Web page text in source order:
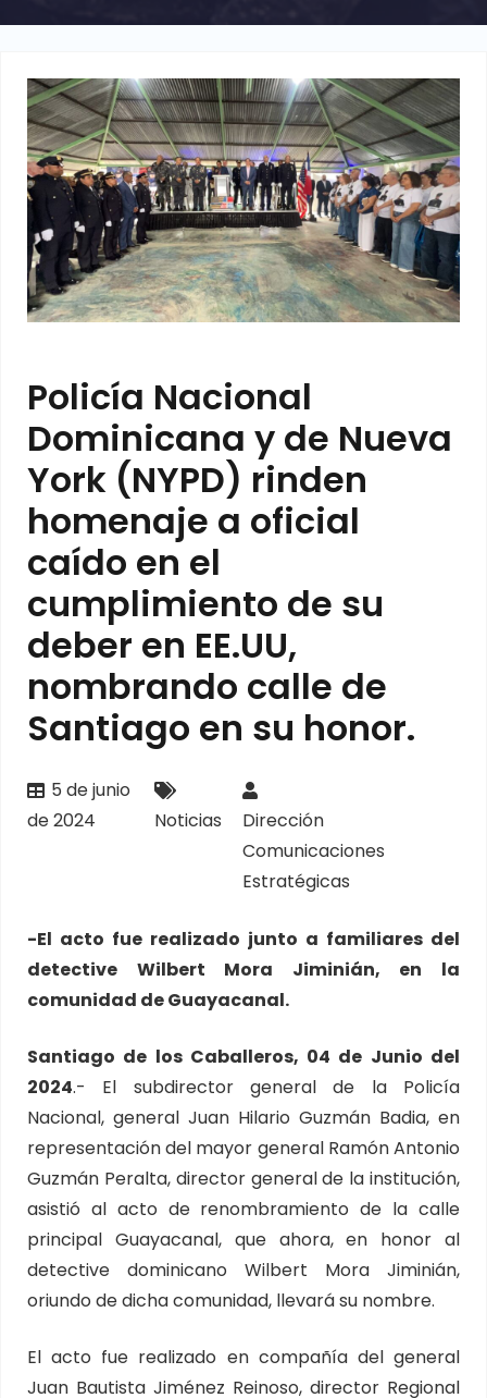
Policía Nacional
Dominicana y de Nueva
York (NYPD) rinden
homenaje a oficial
caído en el
cumplimiento de su
deber en EE.UU,
nombrando calle de
Santiago en su honor.
5 de junio
de 2024
Noticias
Dirección
Comunicaciones
Estratégicas
-El acto fue realizado junto a familiares del
detective Wilbert Mora Jiminián, en la
comunidad de Guayacanal.
Santiago de los Caballeros, 04 de Junio del
2024.- El subdirector general de la Policía
Nacional, general Juan Hilario Guzmán Badia, en
representación del mayor general Ramón Antonio
Guzmán Peralta, director general de la institución,
asistió al acto de renombramiento de la calle
principal Guayacanal, que ahora, en honor al
detective dominicano Wilbert Mora Jiminián,
oriundo de dicha comunidad, llevará su nombre.
El acto fue realizado en compañía del general
Juan Bautista Jiménez Reinoso, director Regional